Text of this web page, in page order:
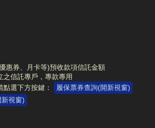
惠券、月卡等)預收款項信託金額
之信託專戶，專款專用
點選下方按鍵：
履保票券查詢(開新視窗)
視窗)